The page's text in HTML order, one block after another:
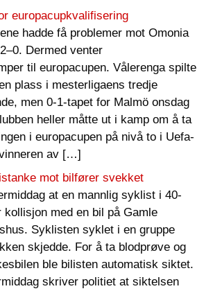
europacupkvalifisering
hadde få problemer mot Omonia
Dermed venter
til europacupen. Vålerenga spilte
plass i mesterligaens tredje
men 0-1-tapet for Malmö onsdag
heller måtte ut i kamp om å ta
i europacupen på nivå to i Uefa-
av […]
mot bilfører svekket
at en mannlig syklist i 40-
kollisjon med en bil på Gamle
Syklisten syklet i en gruppe
skjedde. For å ta blodprøve og
ble bilisten automatisk siktet.
skriver politiet at siktelsen